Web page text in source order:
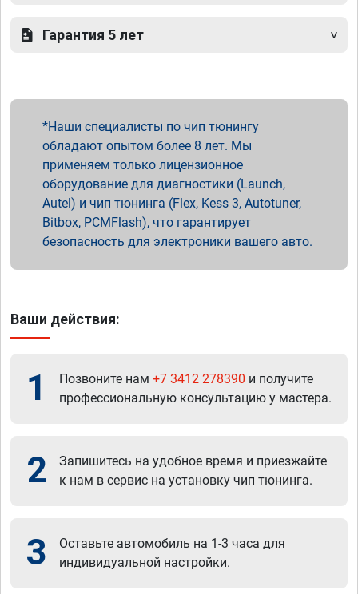
Гарантия 5 лет
Наши специалисты по чип тюнингу
обладают опытом более 8 лет. Мы
применяем только лицензионное
оборудование для диагностики (Launch,
Autel) и чип тюнинга (Flex, Kess 3, Autotuner,
Bitbox, PCMFlash), что гарантирует
безопасность для электроники вашего авто.
Ваши действия:
1 Позвоните нам +7 3412 278390 и получите
профессиональную консультацию у мастера.
2
Запишитесь на удобное время и приезжайте
к нам в сервис на установку чип тюнинга.
3
Оставьте автомобиль на 1-3 часа для
индивидуальной настройки.